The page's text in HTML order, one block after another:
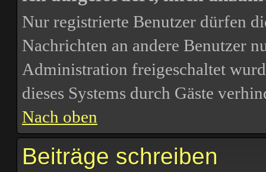
Nur registrierte Benutzer dürfen
Nachrichten an andere Benutzer
Administration freigeschaltet
dieses Systems durch Gäste
Nach oben
Beiträge schreiben